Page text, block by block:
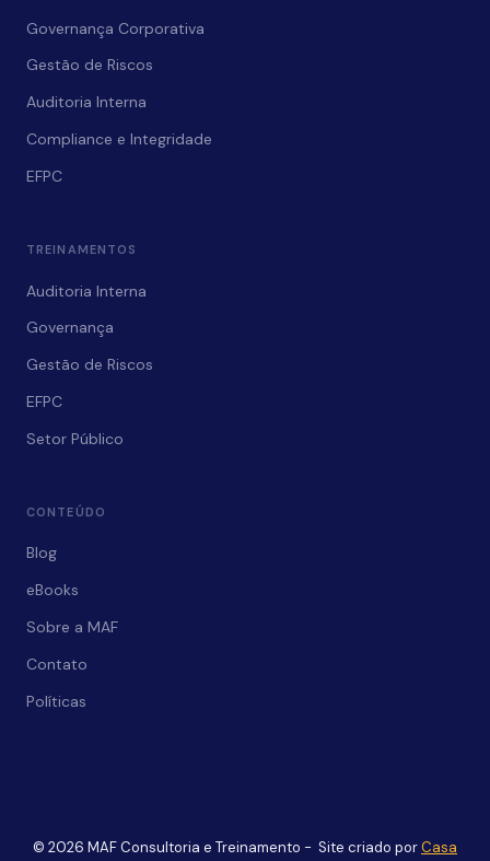
Governança Corporativa
Gestão de Riscos
Auditoria Interna
Compliance e Integridade
EFPC
TREINAMENTOS
Auditoria Interna
Governança
Gestão de Riscos
EFPC
Setor Público
CONTEÚDO
Blog
eBooks
Sobre a MAF
Contato
Políticas
© 2026 MAF Consultoria e Treinamento - Site criado porCasa